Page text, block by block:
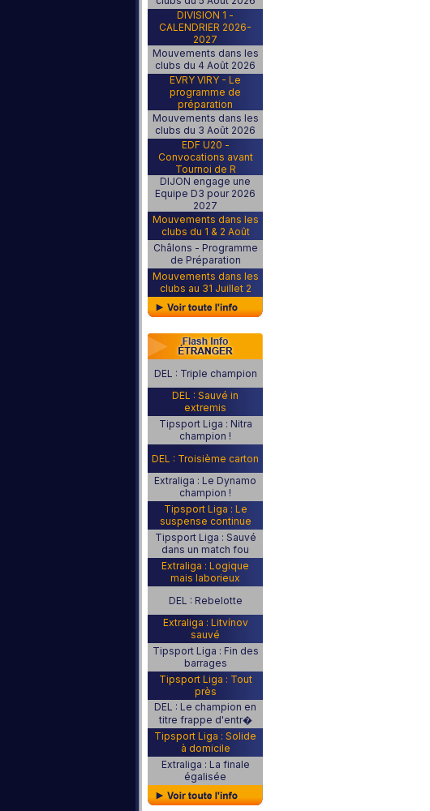
DIVISION 1 -
CALENDRIER 2026-
2027
Mouvements dans les
clubs du 4 Août 2026
EVRY VIRY - Le
programme de
préparation
Mouvements dans les
clubs du 3 Août 2026
EDF U20 -
Convocations avant
Tournoi de R
DIJON engage une
Equipe D3 pour 2026
2027
Mouvements dans les
clubs du 1 & 2 Août
Châlons - Programme
de Préparation
Mouvements dans les
clubs au 31 Juillet 2
DEL : Triple champion
DEL : Sauvé in
extremis
Tipsport Liga : Nitra
champion !
DEL : Troisième carton
Extraliga : Le Dynamo
champion !
Tipsport Liga : Le
suspense continue
Tipsport Liga : Sauvé
dans un match fou
Extraliga : Logique
mais laborieux
DEL : Rebelotte
Extraliga : Litvínov
sauvé
Tipsport Liga : Fin des
barrages
Tipsport Liga : Tout
près
DEL : Le champion en
titre frappe d'entr�
Tipsport Liga : Solide
à domicile
Extraliga : La finale
égalisée